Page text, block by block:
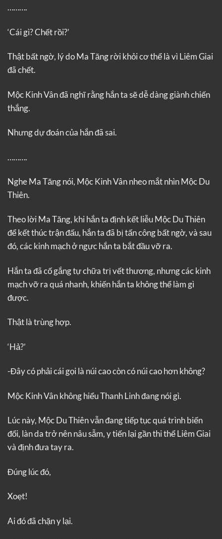
……….
‘Cái gì? Chết rồi?’
Thật bất ngờ, lý do Ma Tăng rời khỏi cơ thể là vì Liêm Giai
đã chết.
Mộc Kinh Vân đã nghĩ rằng hắn ta sẽ dễ dàng giành chiến
thắng.
Nhưng dự đoán của hắn đã sai.
……….
Nghe Ma Tăng nói, Mộc Kinh Vân nheo mắt nhìn Mộc Du
Thiên.
Theo lời Ma Tăng, khi hắn ta định kết liễu Mộc Du Thiên
để kết thúc trận đấu, hắn ta đã bị tấn công bất ngờ, và sau
đó, các kinh mạch ở ngực hắn ta bắt đầu vỡ ra.
Hắn ta đã cố gắng tự chữa trị vết thương, nhưng các kinh
mạch vỡ ra quá nhanh, khiến hắn ta không thể làm gì
được.
Thật là trùng hợp.
‘Hả?’
-Đây có phải cái gọi là núi cao còn có núi cao hơn không?
Mộc Kinh Vân không hiểu Thanh Linh đang nói gì.
Lúc này, Mộc Du Thiên vẫn đang tiếp tục quá trình biến
đổi, làn da trở nên nâu sẫm, y tiến lại gần thi thể Liêm Giai
và định đưa tay ra.
Đúng lúc đó,
Xoẹt!
Ai đó đã chặn y lại.